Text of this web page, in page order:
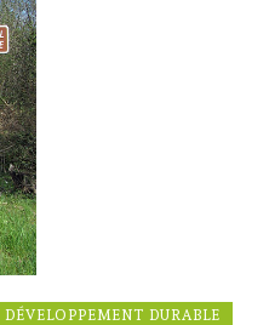
DÉVELOPPEMENT DURABLE